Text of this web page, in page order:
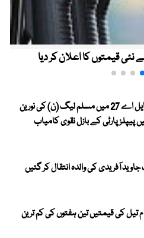
نئی قیمتوں کا اعلان کر دیا
آزاد کشمیر الیکشن ، ایل اے 27 میں مسلم لیگ (ن) کی نورین
آفریدی کی والدہ انتقال کر گئیں
کی قیمتیں تین ہفتوں کی کم ترین